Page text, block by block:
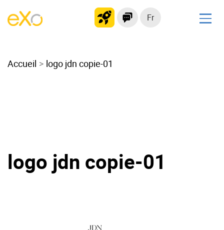
Fr
Intranet moderne
Microsoft 365
Accueil logo jdn copie-01
logo jdn copie-01